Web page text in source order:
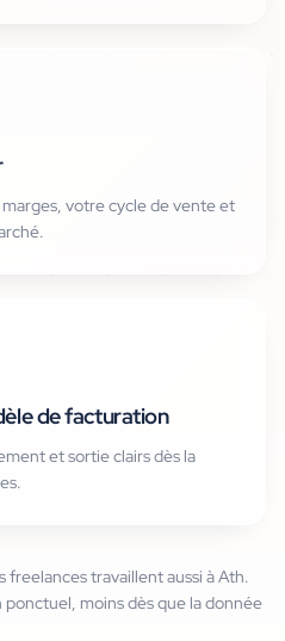
votre cycle de vente et
de facturation
et sortie clairs dès la
freelances travaillent aussi à Ath.
moins dès que la donnée